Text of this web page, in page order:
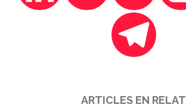
ARTICLES EN RELAT